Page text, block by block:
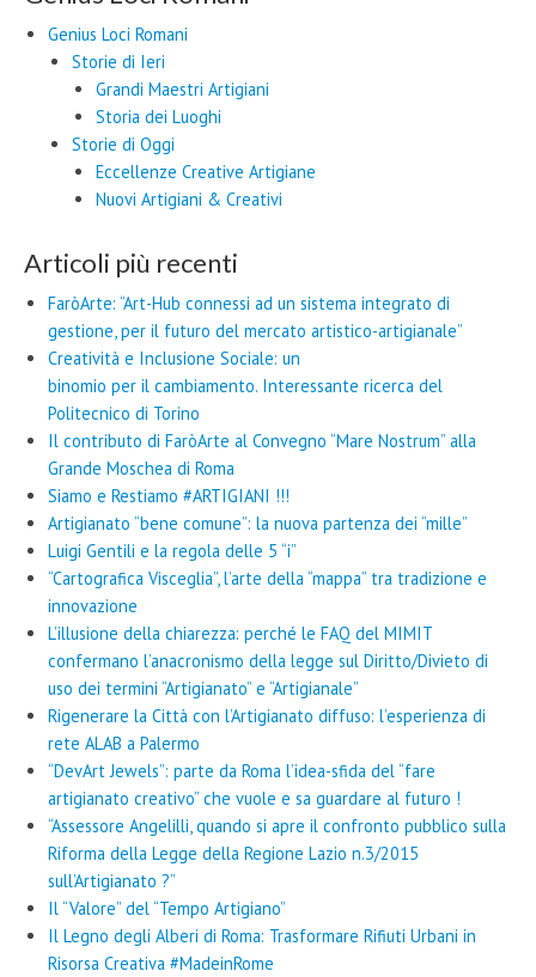
Genius Loci Romani
Storie di Ieri
Grandi Maestri Artigiani
Storia dei Luoghi
Storie di Oggi
Eccellenze Creative Artigiane
Nuovi Artigiani & Creativi
Articoli più recenti
FaròArte: “Art-Hub connessi ad un sistema integrato di
gestione, per il futuro del mercato artistico-artigianale”
Creatività e Inclusione Sociale: un
binomio per il cambiamento. Interessante ricerca del
Politecnico di Torino
Il contributo di FaròArte al Convegno “Mare Nostrum” alla
Grande Moschea di Roma
Siamo e Restiamo #ARTIGIANI !!!
Artigianato “bene comune”: la nuova partenza dei “mille”
Luigi Gentili e la regola delle 5 “i”
“Cartografica Visceglia”, l’arte della “mappa” tra tradizione e
innovazione
L’illusione della chiarezza: perché le FAQ del MIMIT
confermano l’anacronismo della legge sul Diritto/Divieto di
uso dei termini “Artigianato” e “Artigianale”
Rigenerare la Città con l’Artigianato diffuso: l’esperienza di
rete ALAB a Palermo
“DevArt Jewels”: parte da Roma l’idea-sfida del “fare
artigianato creativo” che vuole e sa guardare al futuro !
“Assessore Angelilli, quando si apre il confronto pubblico sulla
Riforma della Legge della Regione Lazio n.3/2015
sull’Artigianato ?”
Il “Valore” del “Tempo Artigiano”
Il Legno degli Alberi di Roma: Trasformare Rifiuti Urbani in
Risorsa Creativa #MadeinRome